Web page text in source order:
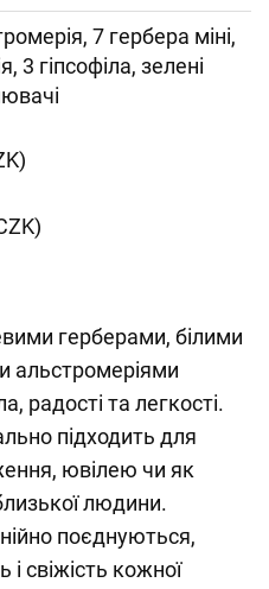
7 гербера міні,
3 гіпсофіла, зелені
герберами, білими
альстромеріями
радості та легкості.
підходить для
ювілею чи як
людини.
поєднуються,
свіжість кожної